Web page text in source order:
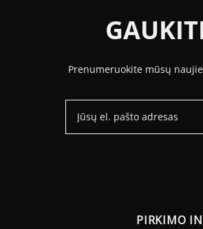
Prenumeruokite mūsų
PIRKIMO